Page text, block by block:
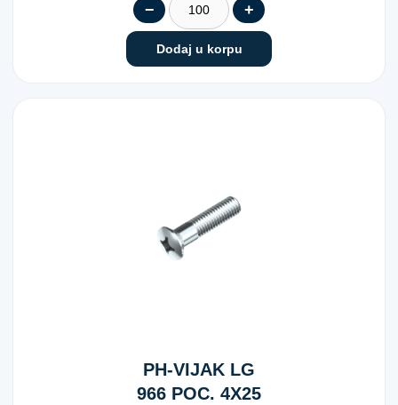
− +
Dodaj u korpu
PH-VIJAK LG
966 POC. 4X25